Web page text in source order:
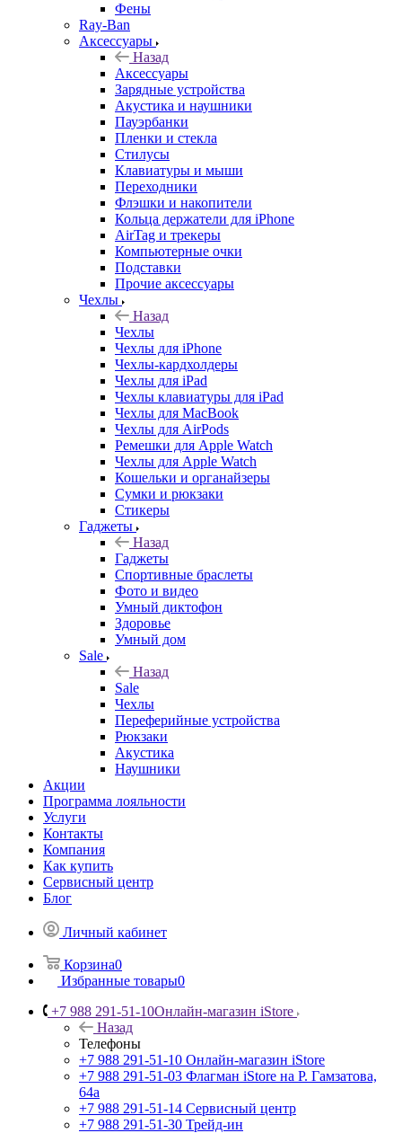
Фены
Ray-Ban
Аксессуары
Назад
Аксессуары
Зарядные устройства
Акустика и наушники
Пауэрбанки
Пленки и стекла
Стилусы
Клавиатуры и мыши
Переходники
Флэшки и накопители
Кольца держатели для iPhone
AirTag и трекеры
Компьютерные очки
Подставки
Прочие аксессуары
Чехлы
Назад
Чехлы
Чехлы для iPhone
Чехлы-кардхолдеры
Чехлы для iPad
Чехлы клавиатуры для iPad
Чехлы для MacBook
Чехлы для AirPods
Ремешки для Apple Watch
Чехлы для Apple Watch
Кошельки и органайзеры
Сумки и рюкзаки
Стикеры
Гаджеты
Назад
Гаджеты
Спортивные браслеты
Фото и видео
Умный диктофон
Здоровье
Умный дом
Sale
Назад
Sale
Чехлы
Переферийные устройства
Рюкзаки
Акустика
Наушники
Акции
Программа лояльности
Услуги
Контакты
Компания
Как купить
Сервисный центр
Блог
Личный кабинет
Корзина0
Избранные товары0
+7 988 291-51-10Онлайн-магазин iStore
Назад
Телефоны
+7 988 291-51-10 Онлайн-магазин iStore
+7 988 291-51-03 Флагман iStore на Р. Гамзатова,
64а
+7 988 291-51-14 Сервисный центр
+7 988 291-51-30 Трейд-ин